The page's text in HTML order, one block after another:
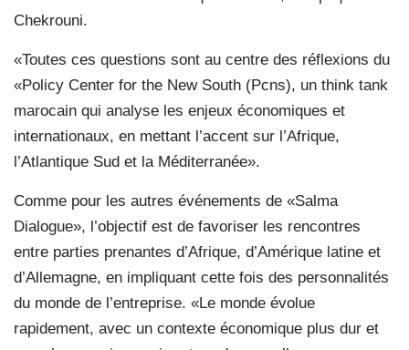
Chekrouni.
«Toutes ces questions sont au centre des réflexions du
«Policy Center for the New South (Pcns), un think tank
marocain qui analyse les enjeux économiques et
internationaux, en mettant l’accent sur l’Afrique,
l’Atlantique Sud et la Méditerranée».
Comme pour les autres événements de «Salma
Dialogue», l’objectif est de favoriser les rencontres
entre parties prenantes d’Afrique, d’Amérique latine et
d’Allemagne, en impliquant cette fois des personnalités
du monde de l’entreprise. «Le monde évolue
rapidement, avec un contexte économique plus dur et